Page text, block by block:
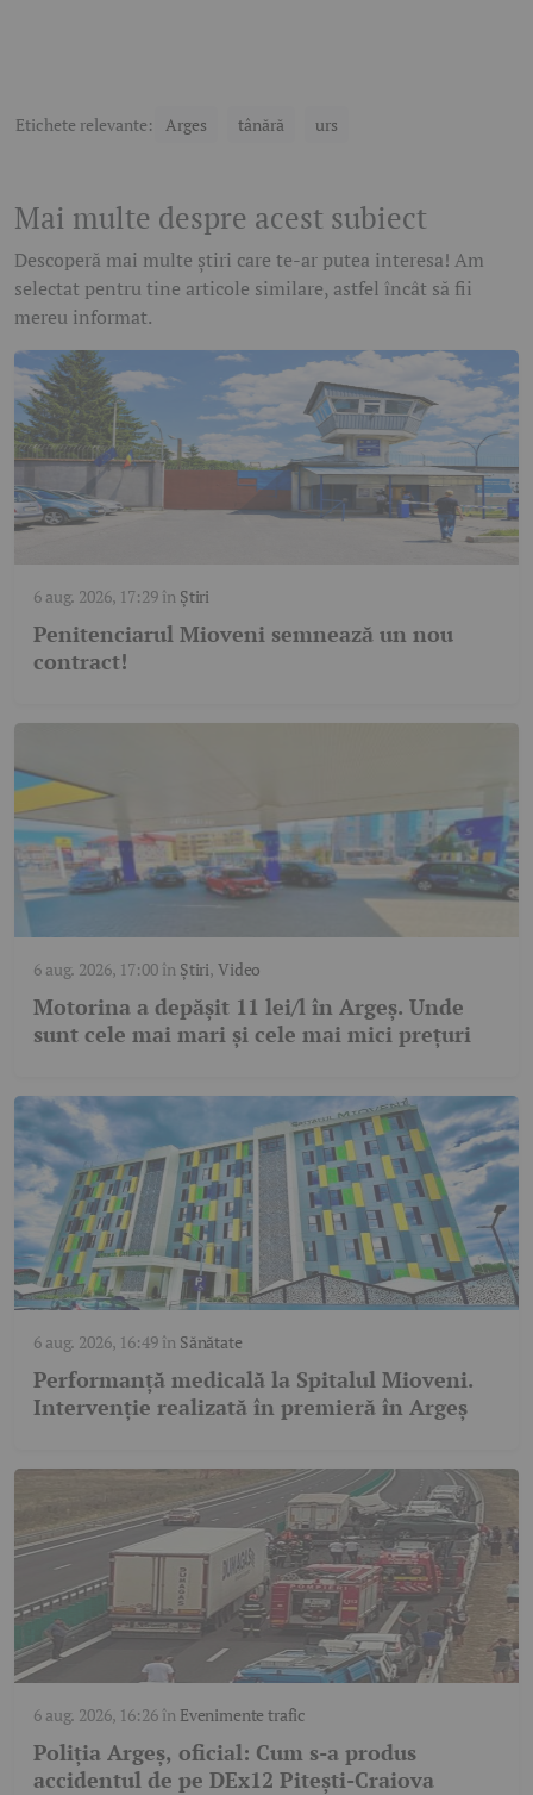
Etichete relevante: Arges tânără urs
Mai multe despre acest subiect
Descoperă mai multe știri care te-ar putea interesa! Am
selectat pentru tine articole similare, astfel încât să fii
mereu informat.
6 aug. 2026, 17:29în Știri
Penitenciarul Mioveni semnează un nou
contract!
6 aug. 2026, 17:00în Știri,Video
Motorina a depășit 11 lei/l în Argeș. Unde
sunt cele mai mari și cele mai mici prețuri
6 aug. 2026, 16:49în Sănătate
Performanță medicală la Spitalul Mioveni.
Intervenție realizată în premieră în Argeș
6 aug. 2026, 16:26în Evenimente trafic
Poliția Argeș, oficial: Cum s-a produs
accidentul de pe DEx12 Pitești-Craiova